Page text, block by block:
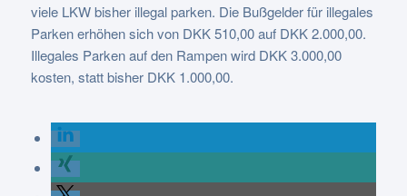
viele LKW bisher illegal parken. Die Bußgelder für illegales
Parken erhöhen sich von DKK 510,00 auf DKK 2.000,00.
Illegales Parken auf den Rampen wird DKK 3.000,00
kosten, statt bisher DKK 1.000,00.